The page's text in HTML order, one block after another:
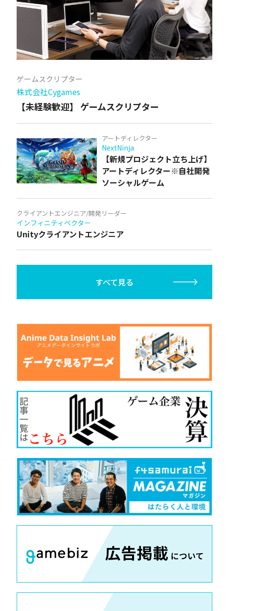
ゲームスクリプター
株式会社Cygames
【未経験歓迎】 ゲームスクリプター
アートディレクター
NextNinja
【新規プロジェクト立ち上げ】
アートディレクター※自社開発
ソーシャルゲーム
クライアントエンジニア/開発リーダー
インフィニティベクター
Unityクライアントエンジニア
すべて見る